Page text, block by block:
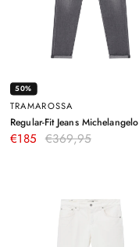
50%
TRAMAROSSA
Regular-Fit Jeans Michelangelo–
€185 €369,95